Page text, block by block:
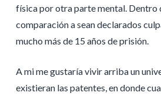
física por otra parte mental. Dentro
comparación a sean declarados
mucho más de 15 años de prisión.
A mi me gustaría vivir arriba un
existieran las patentes, en donde